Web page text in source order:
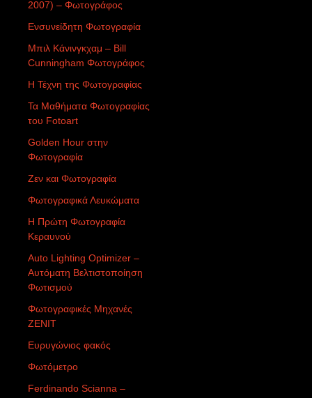
2007) – Φωτογράφος
Ενσυνείδητη Φωτογραφία
Μπιλ Κάνινγκχαμ – Bill
Cunningham Φωτογράφος
Η Τέχνη της Φωτογραφίας
Τα Μαθήματα Φωτογραφίας
του Fotoart
Golden Hour στην
Φωτογραφία
Ζεν και Φωτογραφία
Φωτογραφικά Λευκώματα
Η Πρώτη Φωτογραφία
Κεραυνού
Auto Lighting Optimizer –
Αυτόματη Βελτιστοποίηση
Φωτισμού
Φωτογραφικές Μηχανές
ZENIT
Ευρυγώνιος φακός
Φωτόμετρο
Ferdinando Scianna –